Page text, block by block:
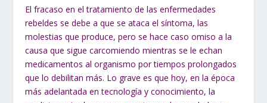
El fracaso en el tratamiento de las enfermedades
rebeldes se debe a que se ataca el síntoma, las
molestias que produce, pero se hace caso omiso a la
causa que sigue carcomiendo mientras se le echan
medicamentos al organismo por tiempos prolongados
que lo debilitan más. Lo grave es que hoy, en la época
más adelantada en tecnología y conocimiento, la